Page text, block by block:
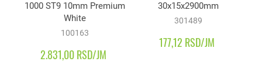
1000 ST9 10mm Premium
White
100163
2.831,00 RSD/JM
30x15x2900mm
301489
177,12 RSD/JM